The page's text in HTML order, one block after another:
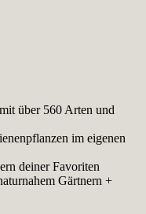
über 560 Arten und
im eigenen
deiner Favoriten
Gärtnern +